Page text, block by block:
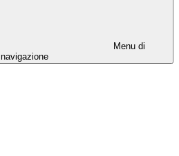
Menu di
navigazione